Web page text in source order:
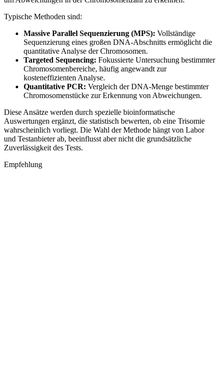
Typische Methoden sind:
Massive Parallel Sequenzierung (MPS): Vollständige
Sequenzierung eines großen DNA-Abschnitts ermöglicht die
quantitative Analyse der Chromosomen.
Targeted Sequencing: Fokussierte Untersuchung bestimmter
Chromosomenbereiche, häufig angewandt zur
kosteneffizienten Analyse.
Quantitative PCR: Vergleich der DNA-Menge bestimmter
Chromosomenstücke zur Erkennung von Abweichungen.
Diese Ansätze werden durch spezielle bioinformatische
Auswertungen ergänzt, die statistisch bewerten, ob eine Trisomie
wahrscheinlich vorliegt. Die Wahl der Methode hängt von Labor
und Testanbieter ab, beeinflusst aber nicht die grundsätzliche
Zuverlässigkeit des Tests.
Empfehlung